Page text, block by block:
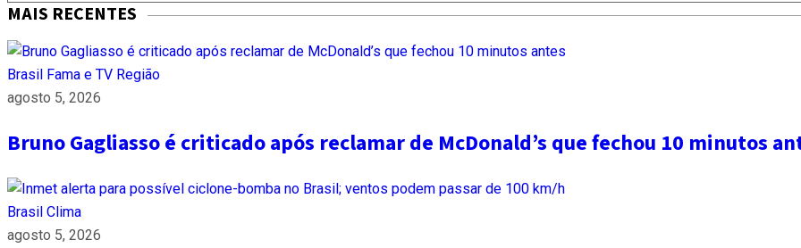
MAIS RECENTES
Brasil Fama e TV Região
agosto 5, 2026
Bruno Gagliasso é criticado após reclamar de McDonald’s que fechou 10 minutos
Brasil Clima
agosto 5, 2026